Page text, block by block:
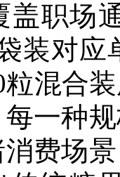
盖职场
装对
混合
一种
费场